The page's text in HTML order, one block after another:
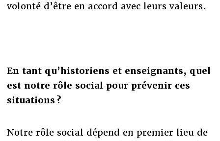
volonté d’être en accord avec leurs valeurs.
En tant qu’historiens et enseignants, quel
est notre rôle social pour prévenir ces
situations ?
Notre rôle social dépend en premier lieu de